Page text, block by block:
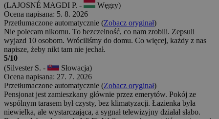
(LAJOSNÉ MAGDI P. -
Węgry)
Ocena napisana: 5. 8. 2026
Przetłumaczone automatycznie (Zobacz oryginał)
Nie polecam nikomu. To bezczelność, co nam zrobili. Zepsuli
wyjazd 10 osobom. Wróciliśmy do domu. Co więcej, każdy z nas
napisze, żeby nikt tam nie jechał.
5/10
(Silvester S. -
Słowacja)
Ocena napisana: 27. 7. 2026
Przetłumaczone automatycznie (Zobacz oryginał)
Pensjonat jest zamieszkany głównie przez emerytów. Pokój ze
wspólnym tarasem był czysty, bez klimatyzacji. Łazienka była
niewielka, ale wystarczająca, a sygnał telewizyjny działał słabo.